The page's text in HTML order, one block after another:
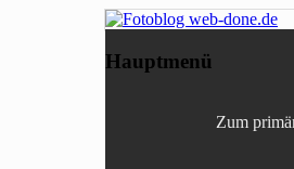
Hauptmenü
Zum